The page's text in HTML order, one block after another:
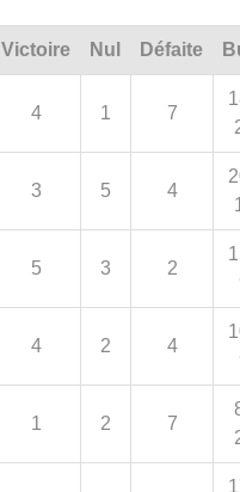
Victoire Nul Défaite
4 1 7
3 5 4
5 3 2
4 2 4
1 2 7